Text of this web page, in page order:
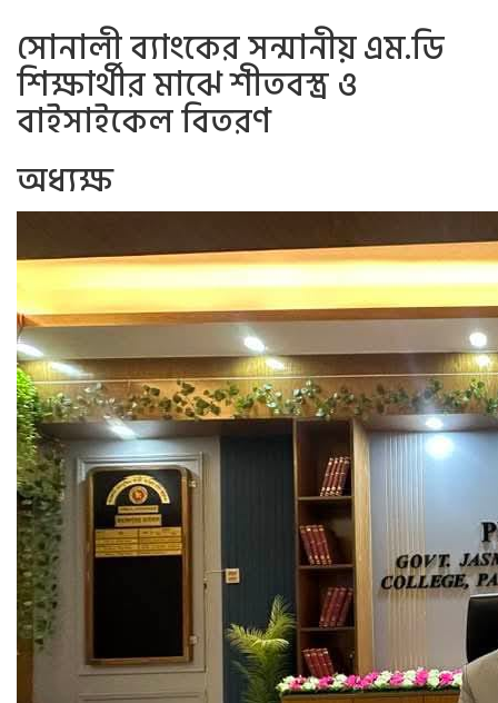
সোনালী ব্যাংকের সন্মানীয় এম.ডি
শিক্ষার্থীর মাঝে শীতবস্ত্র ও
বাইসাইকেল বিতরণ
অধ্যক্ষ